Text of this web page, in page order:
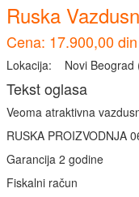
Ruska
Cena: 17.900,00 din
Lokacija: Novi Beograd
Tekst oglasa
Veoma atraktivna
RUSKA PROIZVODNJA
Garancija 2 godine
Fiskalni račun